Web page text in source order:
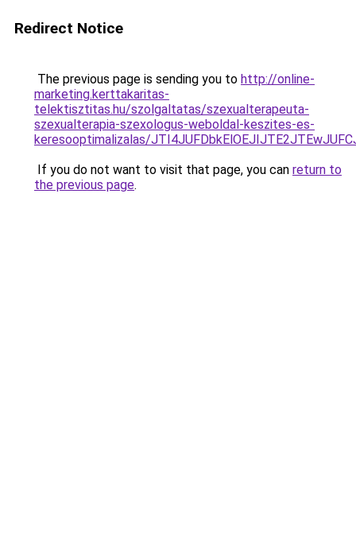
Redirect Notice
The previous page is sending you to http://online-
marketing.kerttakaritas-
telektisztitas.hu/szolgaltatas/szexualterapeuta-
szexualterapia-szexologus-weboldal-keszites-es-
keresooptimalizalas/
If you do not want to visit that page, you can return to
the previous page.